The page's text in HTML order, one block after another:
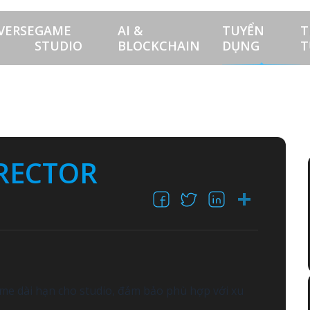
GAME
STUDIO
AI &
BLOCKCHAIN
TUYỂN
DỤNG
Facebook
X LinkedIn
dài hạn cho studio, đảm bảo phù hợp với xu